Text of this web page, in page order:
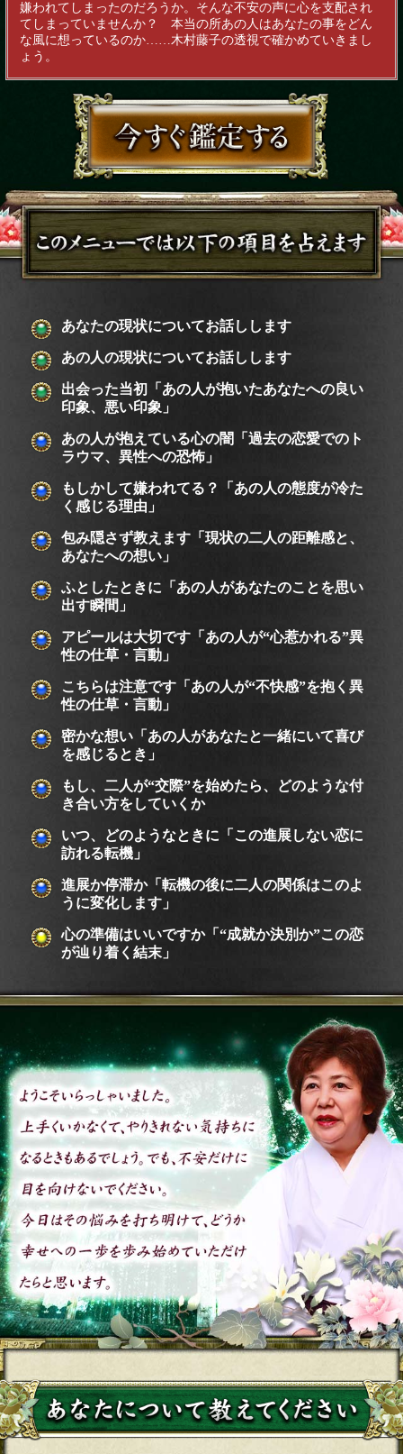
嫌われてしまったのだろうか。そんな不安の声に心を支配され
てしまっていませんか？ 本当の所あの人はあなたの事をどん
な風に想っているのか……木村藤子の透視で確かめていきまし
ょう。
あなたの現状についてお話しします
あの人の現状についてお話しします
出会った当初「あの人が抱いたあなたへの良い
印象、悪い印象」
あの人が抱えている心の闇「過去の恋愛でのト
ラウマ、異性への恐怖」
もしかして嫌われてる？「あの人の態度が冷た
く感じる理由」
包み隠さず教えます「現状の二人の距離感と、
あなたへの想い」
ふとしたときに「あの人があなたのことを思い
出す瞬間」
アピールは大切です「あの人が“心惹かれる”異
性の仕草・言動」
こちらは注意です「あの人が“不快感”を抱く異
性の仕草・言動」
密かな想い「あの人があなたと一緒にいて喜び
を感じるとき」
もし、二人が“交際”を始めたら、どのような付
き合い方をしていくか
いつ、どのようなときに「この進展しない恋に
訪れる転機」
進展か停滞か「転機の後に二人の関係はこのよ
うに変化します」
心の準備はいいですか「“成就か決別か”この恋
が辿り着く結末」